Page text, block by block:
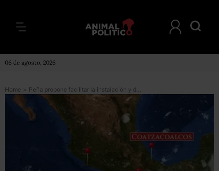
06 de agosto, 2026
Home > Peña propone facilitar la instalación y desarrollo de empresas en el sur del país